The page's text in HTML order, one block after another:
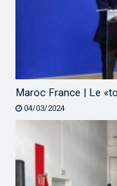
Maroc France | Le
04/03/2024